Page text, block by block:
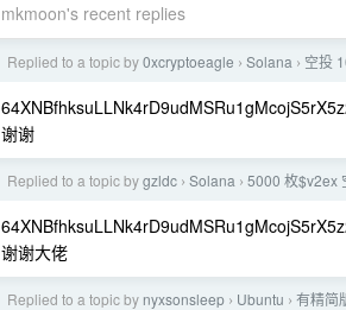
mkmoon's recent replies
Replied to a topic by0xcryptoeagle › Solana › 空投
谢谢
Replied to a topic bygzldc › Solana › 5000 枚$v2ex
谢谢大佬
Replied to a topic by nyxsonsleep › Ubuntu › 有精简